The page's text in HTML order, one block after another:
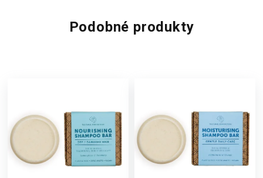
Podobné produkty